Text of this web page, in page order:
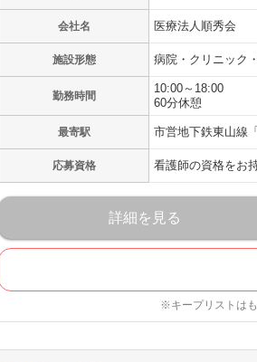
会社名 医療法人順秀会
施設形態 病院・クリニック
勤務時間
10:00～18:00
60分休憩
最寄駅 市営地下鉄東山線
応募資格 看護師の資格をお
詳細を見る
※キープリストは